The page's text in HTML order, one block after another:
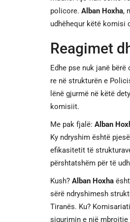
policore. Alban Hoxha,
udhëhequr këtë komisi
Reagimet
Edhe pse nuk janë
re në strukturën e
lënë gjurmë në këtë
komisiit.
Me pak fjalë: Alban
Ky ndryshim është
efikasitetit të
përshtatshëm për të
Kush? Alban Hoxha
sërë ndryshimesh
Tiranës. Ku?
sigurimin e një